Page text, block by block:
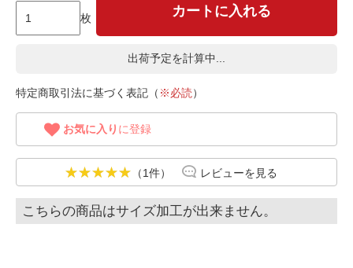
枚
カートに入れる
出荷予定を計算中...
特定商取引法に基づく表記（ ※必読）
お気に入り に登録
（1件） レビューを見る
こちらの商品はサイズ加工が出来ません。